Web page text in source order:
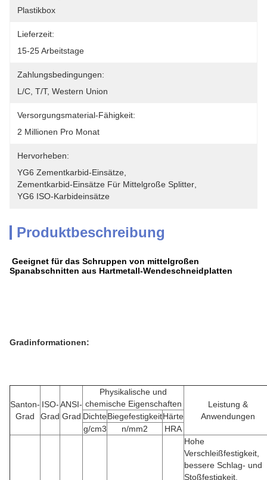
Plastikbox
Lieferzeit:
15-25 Arbeitstage
Zahlungsbedingungen:
L/C, T/T, Western Union
Versorgungsmaterial-Fähigkeit:
2 Millionen Pro Monat
Hervorheben:
YG6 Zementkarbid-Einsätze
Zementkarbid-Einsätze Für Mittelgroße Splitter
YG6 ISO-Karbideinsätze
Produktbeschreibung
Geeignet für das Schruppen von mittelgroßen
Spanabschnitten aus Hartmetall-Wendeschneidplatten
Gradinformationen:
Santon-
Grad
ISO-
Grad
ANSI-
Grad
Physikalische und
chemische Eigenschaften
Leistung &
Anwendungen
DichteBiegefestigkeitHärte
g/cm3
n/mm2
HRA
Hohe
Verschleißfestigkeit,
bessere Schlag- und
Stoßfestigkeit.